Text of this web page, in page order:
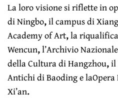
La loro visione si riflette in
di Ningbo,il campus di
Academy of Art,la
Wencun,l’Archivio
della Cultura di Hangzhou,il
Antichi di Baoding e laOpera
Xi’an.